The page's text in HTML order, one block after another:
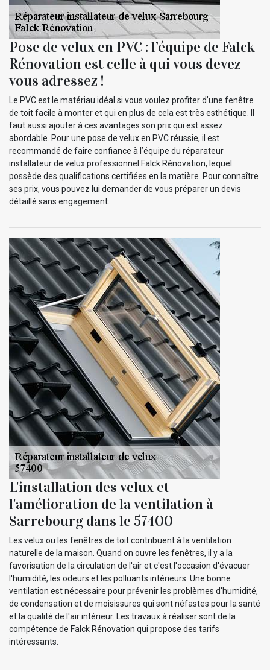
Pose de velux en PVC : l’équipe de Falck
Rénovation est celle à qui vous devez
vous adressez !
Le PVC est le matériau idéal si vous voulez profiter d’une fenêtre
de toit facile à monter et qui en plus de cela est très esthétique. Il
faut aussi ajouter à ces avantages son prix qui est assez
abordable. Pour une pose de velux en PVC réussie, il est
recommandé de faire confiance à l’équipe du réparateur
installateur de velux professionnel Falck Rénovation, lequel
possède des qualifications certifiées en la matière. Pour connaître
ses prix, vous pouvez lui demander de vous préparer un devis
détaillé sans engagement.
L'installation des velux et
l'amélioration de la ventilation à
Sarrebourg dans le 57400
Les velux ou les fenêtres de toit contribuent à la ventilation
naturelle de la maison. Quand on ouvre les fenêtres, il y a la
favorisation de la circulation de l'air et c'est l'occasion d'évacuer
l'humidité, les odeurs et les polluants intérieurs. Une bonne
ventilation est nécessaire pour prévenir les problèmes d'humidité,
de condensation et de moisissures qui sont néfastes pour la santé
et la qualité de l'air intérieur. Les travaux à réaliser sont de la
compétence de Falck Rénovation qui propose des tarifs
intéressants.